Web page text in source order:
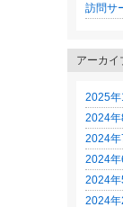
訪問サ
アーカイ
2025年
2024年
2024年
2024年
2024年
2024年